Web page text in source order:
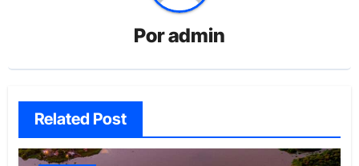
Poradmin
Related Post